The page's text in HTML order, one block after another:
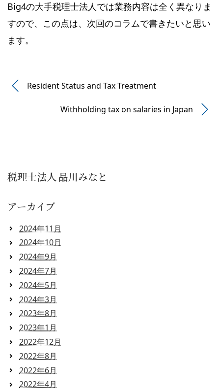
Big4の大手税理士法人では業務内容は全く異なりま
すので、この点は、次回のコラムで書きたいと思い
ます。
Resident Status and Tax Treatment
Withholding tax on salaries in Japan
税理士法人 品川みなと
アーカイブ
2024年11月
2024年10月
2024年9月
2024年7月
2024年5月
2024年3月
2023年8月
2023年1月
2022年12月
2022年8月
2022年6月
2022年4月